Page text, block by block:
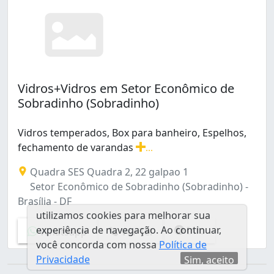
Vidros+Vidros em Setor Econômico de
Sobradinho (Sobradinho)
Vidros temperados, Box para banheiro, Espelhos,
fechamento de varandas
Quadra SES Quadra 2, 22 galpao 1
Setor Econômico de Sobradinho (Sobradinho) -
Brasília - DF
Whatsapp Ver Tel Info
utilizamos cookies para melhorar sua
experiência de navegação. Ao continuar,
você concorda com nossa Política de
Privacidade
Sim, aceito